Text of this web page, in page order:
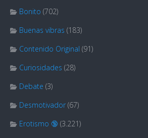
Bonito (702)
Buenas vibras (183)
Contenido Original (91)
Curiosidades (28)
Debate (3)
Desmotivador (67)
Erotismo 🔞 (3.221)